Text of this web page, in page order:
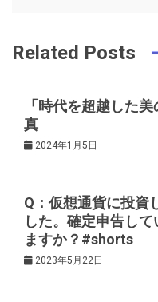
k
t
ビ
ゲ
ー
ョ
ン
Related Posts
「時代を超越した
真
2024年1月5日
Q：仮想通貨に投資
した。確定申告し
ますか？#shorts
2023年5月22日